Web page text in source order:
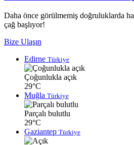
Daha önce görülmemiş doğruluklarda
çağ başlıyor!
Bize Ulaşın
Edirne Türkiye
Çoğunlukla açık
29°C
Muğla Türkiye
Parçalı bulutlu
29°C
Gaziantep Türkiye